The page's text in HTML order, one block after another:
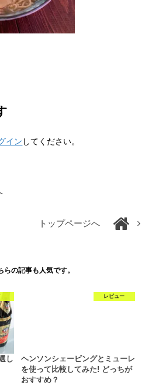
イン してください。
トップページへ
らの記事も人気です。
し
レビュー
ヘンソンシェービングとミューレ
を使って比較してみた! どっちが
おすすめ？